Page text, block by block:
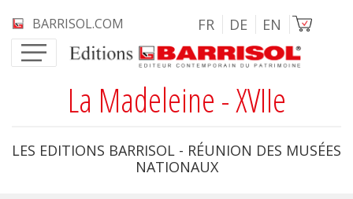
BARRISOL.COM FR DE EN Image
La Madeleine - XVIIe
LES EDITIONS BARRISOL - RÉUNION DES MUSÉES
NATIONAUX